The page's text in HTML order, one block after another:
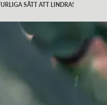
SÄTT ATT LINDRA!